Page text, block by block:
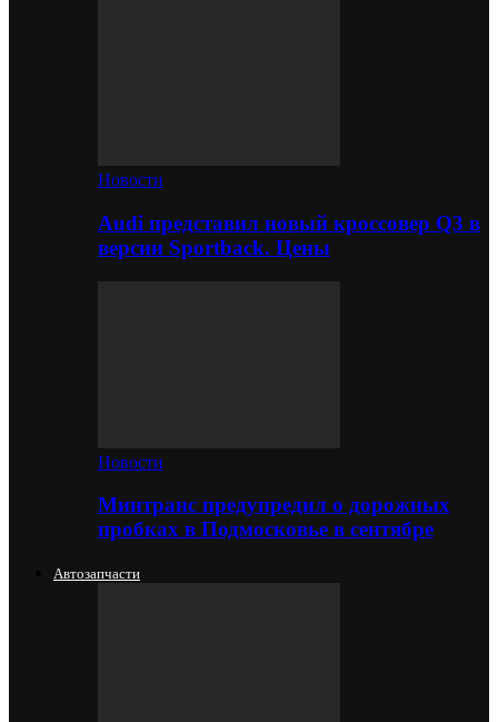
Новости
Audi представил новый кроссовер Q3 в
версии Sportback. Цены
Новости
Минтранс предупредил о дорожных
пробках в Подмосковье в сентябре
Автозапчасти